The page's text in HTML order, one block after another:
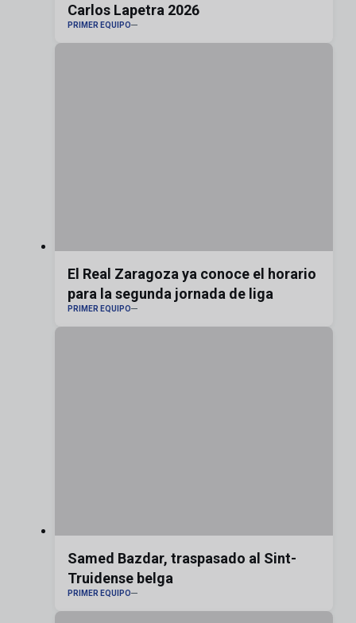
Carlos Lapetra 2026
PRIMER EQUIPO
El Real Zaragoza ya conoce el horario
para la segunda jornada de liga
PRIMER EQUIPO
Samed Bazdar, traspasado al Sint-
Truidense belga
PRIMER EQUIPO